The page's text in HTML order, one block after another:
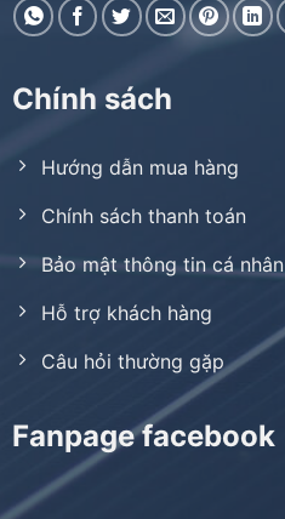
Chính sách
Hướng dẫn mua hàng
Chính sách thanh toán
Bảo mật thông tin cá nhân
Hỗ trợ khách hàng
Câu hỏi thường gặp
Fanpage facebook